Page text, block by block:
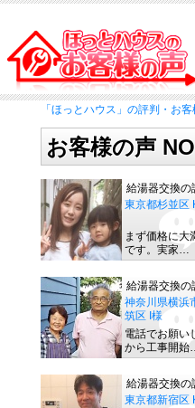
「ほっとハウス」の評判・お
お客様の声
給湯器交換の
東京都杉並区
まず価格に大
です。実家…
給湯器交換の
神奈川県横浜
筑区 I様
電話でお願い
から工事開始
給湯器交換の
東京都新宿区